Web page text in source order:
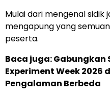
Mulai dari mengenal
mengapung yang
peserta.
Baca juga: Gabungkan
Experiment Week 2026
Pengalaman Berbeda